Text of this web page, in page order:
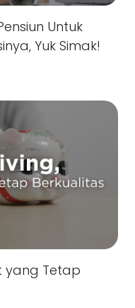
Untuk
Yuk Simak!
yang Tetap